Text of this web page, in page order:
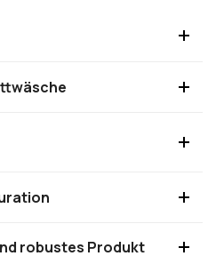
robustes Produkt